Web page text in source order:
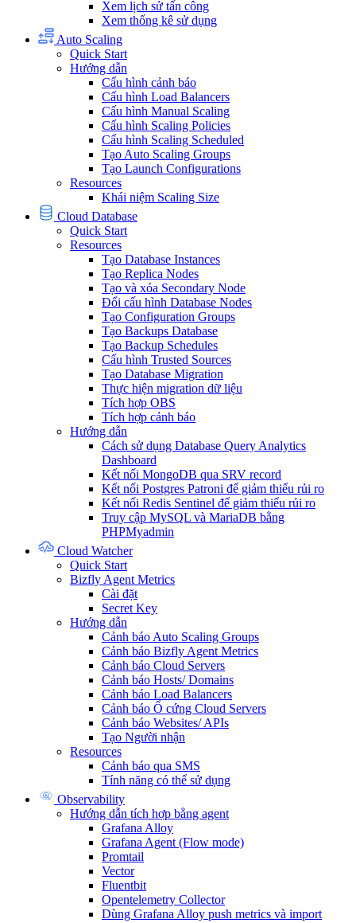
Xem lịch sử tấn công
Xem thống kê sử dụng
Auto Scaling
Quick Start
Hướng dẫn
Cấu hình cảnh báo
Cấu hình Load Balancers
Cấu hình Manual Scaling
Cấu hình Scaling Policies
Cấu hình Scaling Scheduled
Tạo Auto Scaling Groups
Tạo Launch Configurations
Resources
Khái niệm Scaling Size
Cloud Database
Quick Start
Resources
Tạo Database Instances
Tạo Replica Nodes
Tạo và xóa Secondary Node
Đổi cấu hình Database Nodes
Tạo Configuration Groups
Tạo Backups Database
Tạo Backup Schedules
Cấu hình Trusted Sources
Tạo Database Migration
Thực hiện migration dữ liệu
Tích hợp OBS
Tích hợp cảnh báo
Hướng dẫn
Cách sử dụng Database Query Analytics
Dashboard
Kết nối MongoDB qua SRV record
Kết nối Postgres Patroni để giảm thiểu rủi ro
Kết nối Redis Sentinel để giảm thiểu rủi ro
Truy cập MySQL và MariaDB bằng
PHPMyadmin
Cloud Watcher
Quick Start
Bizfly Agent Metrics
Cài đặt
Secret Key
Hướng dẫn
Cảnh báo Auto Scaling Groups
Cảnh báo Bizfly Agent Metrics
Cảnh báo Cloud Servers
Cảnh báo Hosts/ Domains
Cảnh báo Load Balancers
Cảnh báo Ổ cứng Cloud Servers
Cảnh báo Websites/ APIs
Tạo Người nhận
Resources
Cảnh báo qua SMS
Tính năng có thể sử dụng
Observability
Hướng dẫn tích hợp bằng agent
Grafana Alloy
Grafana Agent (Flow mode)
Promtail
Vector
Fluentbit
Opentelemetry Collector
Dùng Grafana Alloy push metrics và import